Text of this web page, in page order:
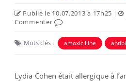
Publié le 10.07.2013 à 17h25 |
Commenter
Mots clés : amoxicilline
Lydia Cohen était allergique à